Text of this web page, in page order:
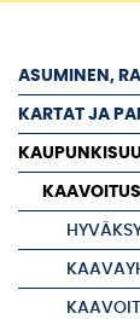
ASUMINEN,
KARTAT JA
KAAVOITUS